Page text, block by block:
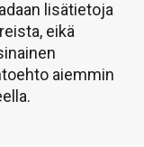
lisätietoja
eikä
aiemmin